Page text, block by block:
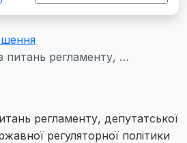
питань регламенту, …
регламенту, депутатської
регуляторної політики